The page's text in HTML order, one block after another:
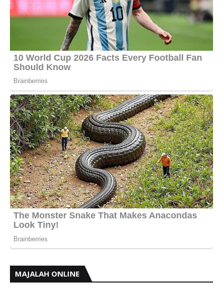
MAJALAH ONLINE